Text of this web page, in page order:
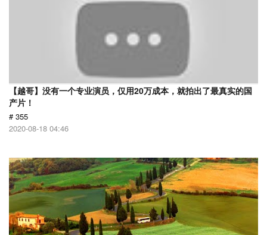
【越哥】没有一个专业演员，仅用20万成本，就拍出了最真实的国
产片！
# 355
2020-08-18 04:46